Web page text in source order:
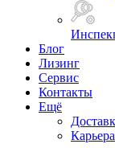
Блог
Лизинг
Сервис
Контакты
Ещё
Карьера